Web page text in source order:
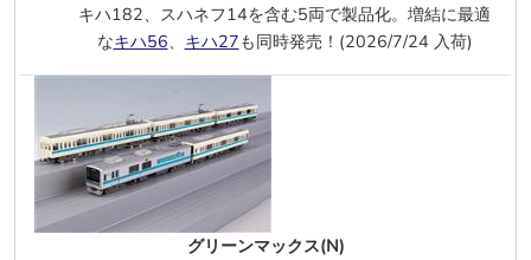
モデルアイコン(J)
タキ3000 日本石油輸送スタイル
タキ3000 日本石油
タキ3000 共同石油
タキ3000 日本陸運産業
7/30
KATO(N)
伊豆急行2100系 リゾート21 7両
キハ182、スハネフ14を含む5両で製品化。増結に最適
なキハ56、 キハ27も同時発売！(2026/7/24 入荷)
グリーンマックス(N)